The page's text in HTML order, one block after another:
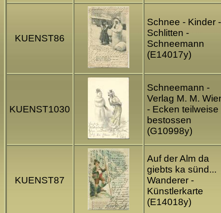
KUENST86
Schnee - Kinder -
Schlitten -
Schneemann
(E14017y)
KUENST1030
Schneemann -
Verlag M. M.
- Ecken teilweise
bestossen
(G10998y)
KUENST87
Auf der Alm da
giebts ka sünd...
Wanderer -
Künstlerkarte
(E14018y)